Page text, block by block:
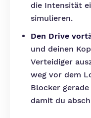
die Intensität
simulieren.
Den Drive
und deinen
Verteidiger
weg vor dem
Blocker
damit du